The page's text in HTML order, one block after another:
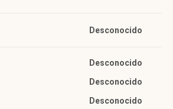
Desconocido
Desconocido
Desconocido
Desconocido